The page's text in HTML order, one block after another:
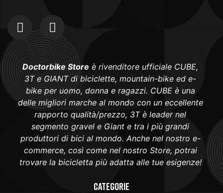
Doctorbike Store è rivenditore ufficiale CUBE,
3T e GIANT di biciclette, mountain-bike ed e-
bike per uomo, donna e ragazzi. CUBE è una
delle migliori marche al mondo con un eccellente
rapporto qualità/prezzo, 3T è leader nel
segmento gravel e Giant e tra i più grandi
produttori di bici al mondo. Anche nel nostro e-
commerce, così come nel nostro Store, potrai
trovare la bicicletta più adatta alle tue esigenze!
Categorie